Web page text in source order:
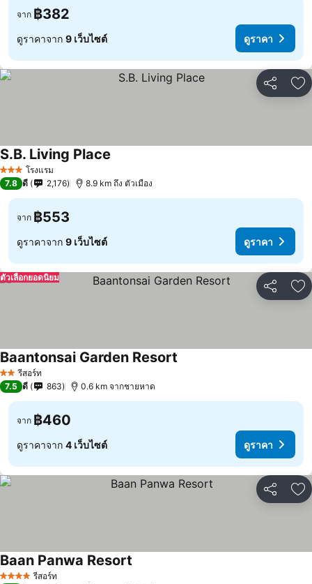
จาก ฿382
ดูราคาจาก 9 เว็บไซต์ ดูราคา
แชร์ เ
3 ดาว โรงแรม
S.B. Living Place
7.8 ดี 2,176 8.9 km ถึง ตัวเมือง
จาก ฿553
ดูราคาจาก 9 เว็บไซต์ ดูราคา
แชร์ เ
ตัวเลือกยอดนิยม
2 ดาวรีสอร์ท
Baantonsai Garden Resort
7.5 ดี 863 0.6 km จากชายหาด
จาก ฿460
ดูราคาจาก 4 เว็บไซต์ ดูราคา
แชร์ เ
4 ดาว รีสอร์ท
Baan Panwa Resort